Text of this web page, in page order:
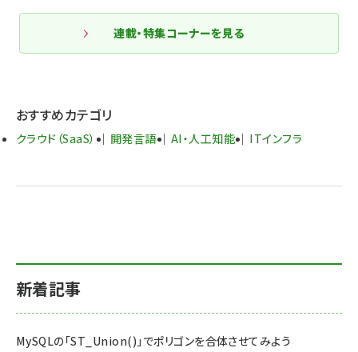
連載・特集コーナーを見る
おすすめカテゴリ
クラウド（SaaS） 開発言語 AI・人工知能 ITインフラ
新着記事
MySQLの「ST_Union()」でポリゴンを合体させてみよう